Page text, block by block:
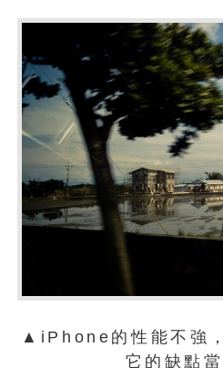
▲iPhone的性能不強
它的缺點當